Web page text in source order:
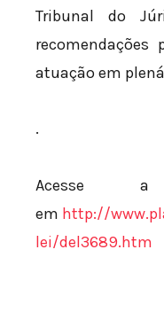
Tribunal do
atuação em
.
Acesse
em http://
lei/del3689.htm